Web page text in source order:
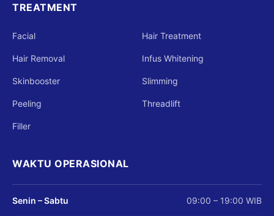
TREATMENT
Facial Hair Treatment
Hair Removal Infus Whitening
Skinbooster Slimming
Peeling Threadlift
Filler
WAKTU OPERASIONAL
Senin – Sabtu 09:00 – 19:00 WIB